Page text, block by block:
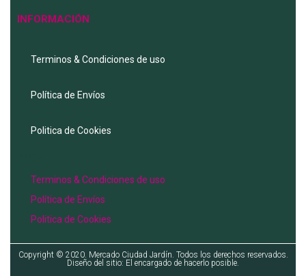
INFORMACIÓN
Terminos & Condiciones de uso
Política de Envíos
Politica de Cookies
Terminos & Condiciones de uso
Política de Envíos
Politica de Cookies
Copyright © 2020. Mercado Ciudad Jardín. Todos los derechos reservados.
Diseño del sitio: El encargado de hacerlo posible.